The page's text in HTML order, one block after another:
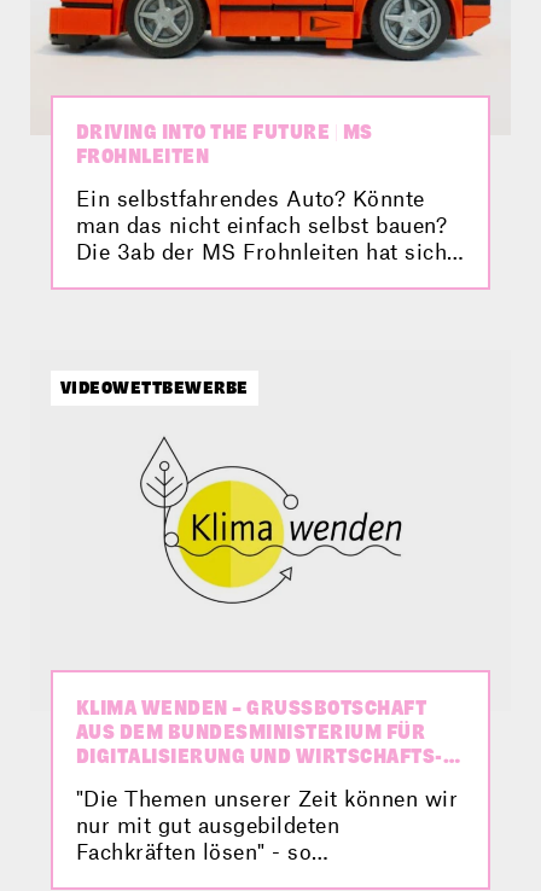
DRIVING INTO THE FUTURE | MS
FROHNLEITEN
Ein selbstfahrendes Auto? Könnte
man das nicht einfach selbst bauen?
Die 3ab der MS Frohnleiten hat sich
VIDEOWETTBEWERBE
KLIMA WENDEN – GRUSS­BOTSCHAFT A
US DEM BUNDES­MINISTERIUM FÜR D
IGITALISIERUNG UND WIRTSCHAFTS­S
"Die Themen unserer Zeit können wir
nur mit gut ausgebildeten
Fachkräften lösen" - so